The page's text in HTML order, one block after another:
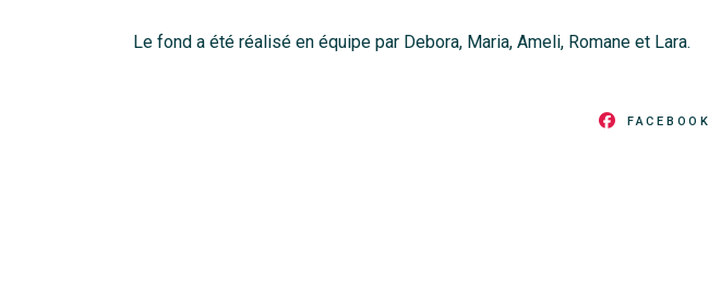
Le fond a été réalisé en équipe par Debora, Maria, Ameli, Romane et Lara.
FACEBOOK